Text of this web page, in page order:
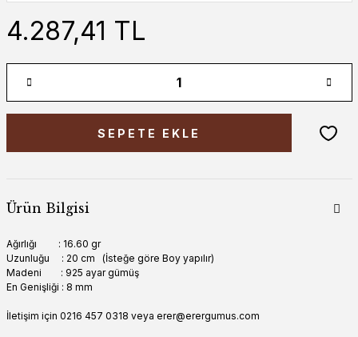
4.287,41 TL
SEPETE EKLE
Ürün Bilgisi
Ağırlığı : 16.60 gr
Uzunluğu : 20 cm (İsteğe göre Boy yapılır)
Madeni : 925 ayar gümüş
En Genişliği : 8 mm
İletişim için 0216 457 0318 veya erer@erergumus.com